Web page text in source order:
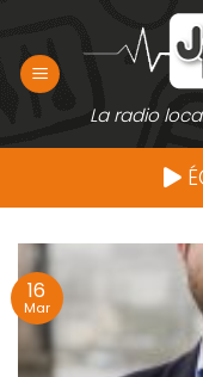
contenu
La radio
16
Mar